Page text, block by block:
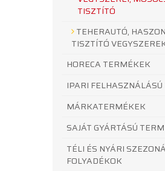
TISZTÍTÓ
TEHERAUTÓ,
TISZTÍTÓ
HORECA TERMÉKEK
IPARI
MÁRKATERMÉKEK
SAJÁT GYÁRTÁSÚ
TÉLI ÉS NYÁRI
FOLYADÉKOK